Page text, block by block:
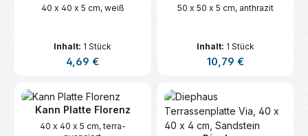
40 x 40 x 5 cm, weiß
Inhalt: 1 Stück
Regulärer Preis:
4,69 €
50 x 50 x 5 cm, anthrazit
Inhalt: 1 Stück
Regulärer Preis:
10,79 €
Kann Platte Florenz
40 x 40 x 5 cm, terra-